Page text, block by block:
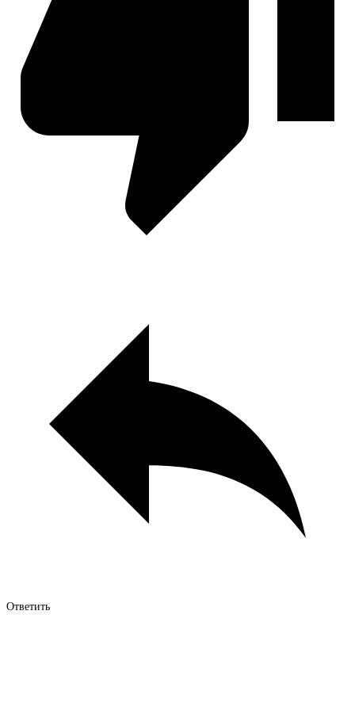
Ответить